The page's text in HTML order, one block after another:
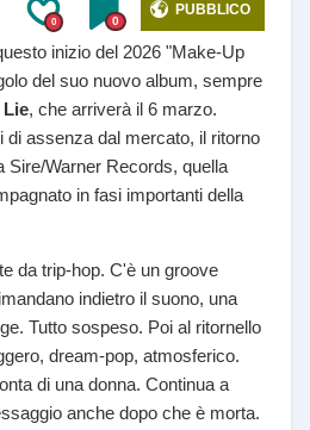
0 0
PUBBLICO
inizio del 2026 "Make-Up
del suo nuovo album, sempre
Lie, che arriverà il 6 marzo.
di assenza dal mercato, il ritorno
Sire/Warner Records, quella
in fasi importanti della
da trip-hop. C'è un groove
indietro il suono, una
Tutto sospeso. Poi al ritornello
dream-pop, atmosferico.
di una donna. Continua a
anche dopo che è morta.